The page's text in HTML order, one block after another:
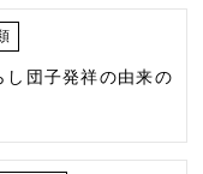
し団子発祥の由来の